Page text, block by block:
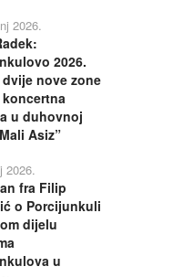
2026.
2026.
nove zone
u duhovnoj
Asiz”
2026.
fra Filip
o Porcijunkuli
dijelu
u